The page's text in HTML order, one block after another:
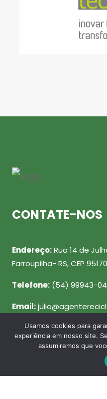
CONTATE-NOS
Endereço:Rua 14 de
Farroupilha- RS, CEP
Telefone: (54) 99943-
Email:
REDES SOCIAIS
Usamos cookies para
experiência em nosso site.
assumiremos que